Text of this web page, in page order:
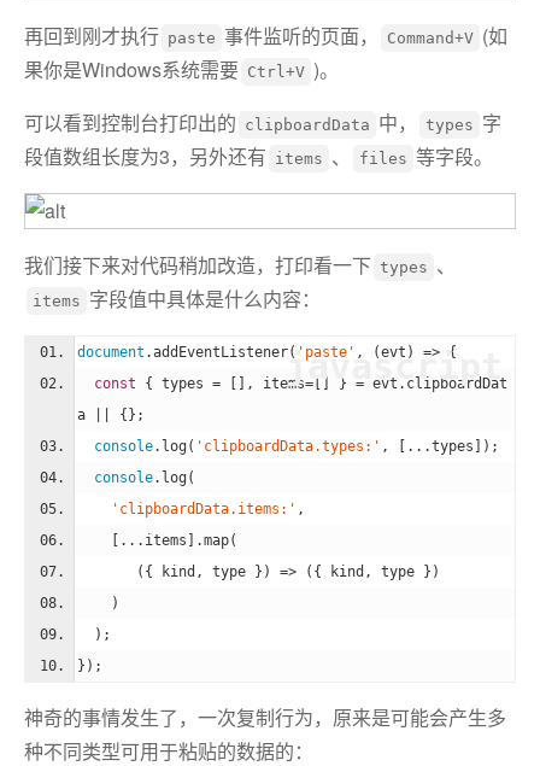
再回到刚才执行 paste 事件监听的页面， Command+V (如
果你是Windows系统需要 Ctrl+V )。
可以看到控制台打印出的 clipboardData 中， types 字
段值数组长度为3，另外还有 items 、 files 等字段。
我们接下来对代码稍加改造，打印看一下 types 、
items 字段值中具体是什么内容：
document .addEventListener( 'paste' , (evt) => {
const { types = [], items=[] } = evt.clipboardDat
a || {};
console.log( 'clipboardData.types:' , [...types]);
console.log(
'clipboardData.items:' ,
    [...items].map(
( { kind, type } ) => ({ kind, type })
    )
  );
});
javascript
神奇的事情发生了，一次复制行为，原来是可能会产生多
种不同类型可用于粘贴的数据的：